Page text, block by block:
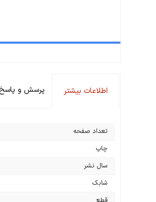
اطلاعات بیشتر پرسش و
تعداد صفحه
چاپ
سال نشر
شابک